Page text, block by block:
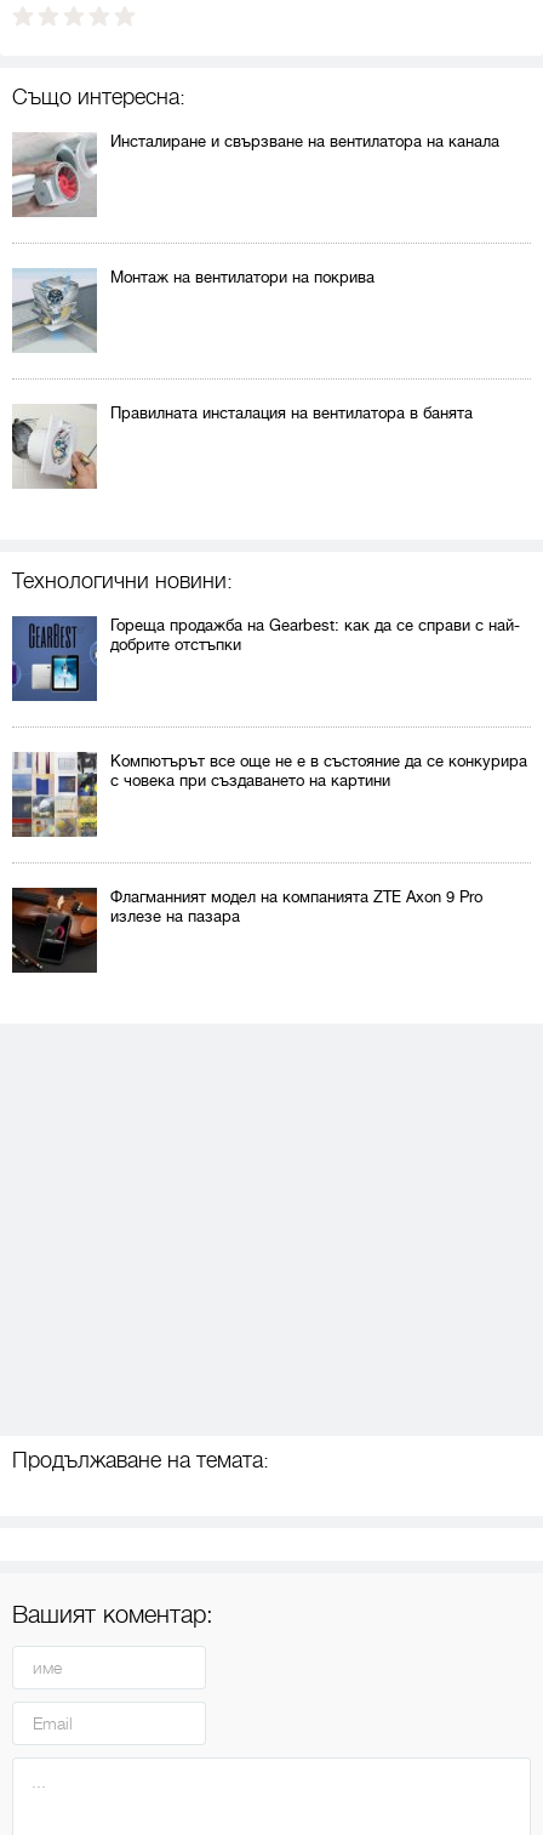
Също интересна:
Инсталиране и свързване на вентилатора на канала
Монтаж на вентилатори на покрива
Правилната инсталация на вентилатора в банята
Технологични новини:
Гореща продажба на Gearbest: как да се справи с най-
добрите отстъпки
Компютърът все още не е в състояние да се конкурира
с човека при създаването на картини
Флагманният модел на компанията ZTE Axon 9 Pro
излезе на пазара
Продължаване на темата:
Вашият коментар: